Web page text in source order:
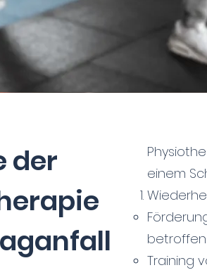
der
einem
Training